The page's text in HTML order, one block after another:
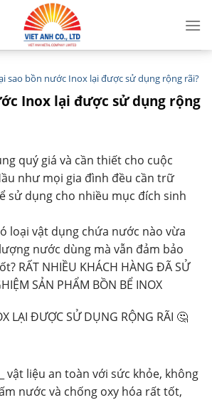
sao bồn nước Inox lại được sử dụng rộng rãi?
Inox lại được sử dụng rộng
quý giá và cần thiết cho cuộc
như mọi gia đình đều cần trữ
sử dụng cho nhiều mục đích sinh
loại vật dụng chứa nước nào vừa
nước dùng mà vẫn đảm bảo
RẤT NHIỀU KHÁCH HÀNG ĐÃ SỬ
SẢN PHẨM BỒN BỂ INOX
LẠI ĐƯỢC SỬ DỤNG RỘNG RÃI 🤔
vật liệu an toàn với sức khỏe, không
nước và chống oxy hóa rất tốt,